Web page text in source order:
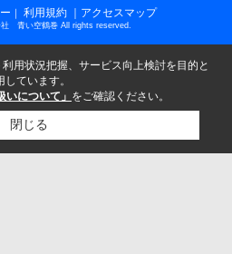
｜ 利用規約 ｜アクセスマップ
青い空鶴巻 All rights reserved.
用状況把握、サービス向上検討を目的と
ています。
いについて」 をご確認ください。
閉じる